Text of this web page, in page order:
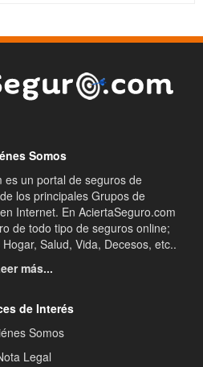
Somos
es un portal de seguros de
los principales Grupos de
Internet. En AciertaSeguro.com
de todo tipo de seguros online;
Salud, Vida, Decesos, etc..
más...
de Interés
Somos
Legal